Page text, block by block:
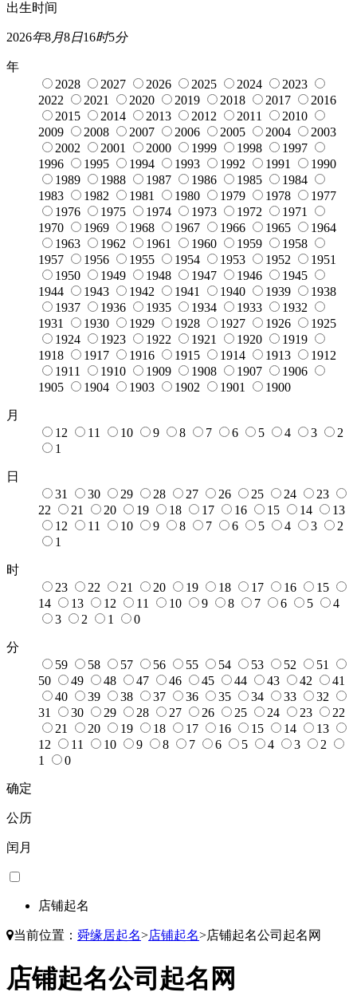
出生时间
2026年8月8日16时5分
年
2028
2027 2026 2025 2024
2023
2022
2021 2020 2019 2018 2017
2016
2015
2014 2013 2012 2011
2010
2009
2008 2007 2006 2005 2004
2003
2002
2001 2000 1999 1998
1997
1996
1995 1994 1993 1992 1991
1990
1989
1988 1987 1986 1985
1984
1983
1982 1981 1980 1979 1978
1977
1976
1975 1974 1973 1972
1971
1970
1969 1968 1967 1966 1965
1964
1963
1962 1961 1960 1959
1958
1957
1956 1955 1954 1953 1952
1951
1950
1949 1948 1947 1946
1945
1944
1943 1942 1941 1940 1939
1938
1937
1936 1935 1934 1933
1932
1931
1930 1929 1928 1927 1926
1925
1924
1923 1922 1921 1920
1919
1918
1917 1916 1915 1914 1913
1912
1911
1910 1909 1908 1907
1906
1905
1904 1903 1902 1901 1900
月
12
11 10 9 8 7 6 5 4 3
2
1
日
31
30 29 28 27 26 25 24
23
22
21 20 19 18 17 16 15 14
13
12
11 10 9 8 7 6 5 4 3
2
1
时
23
22 21 20 19 18 17 16
15
14
13 12 11 10 9 8 7 6 5
4
3
2 1 0
分
59
58 57 56 55 54 53 52
51
50
49 48 47 46 45 44 43 42
41
40
39 38 37 36 35 34 33
32
31
30 29 28 27 26 25 24 23
22
21
20 19 18 17 16 15 14
13
12
11 10 9 8 7 6 5 4 3
2
1
0
确定
公历
闰月
店铺起名
当前位置： 舜缘居起名>店铺起名>店铺起名公司起名网
店铺起名公司起名网